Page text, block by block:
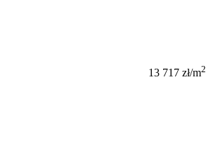
13 717 zł/m2